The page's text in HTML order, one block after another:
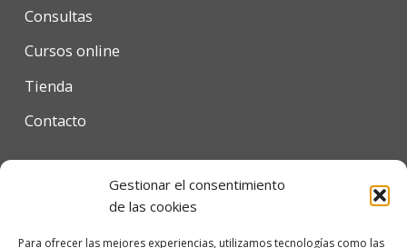
Gestionar el consentimiento
de las cookies
Para ofrecer las mejores experiencias, utilizamos tecnologías como las
Consultas
Cursos online
Tienda
Contacto
Condiciones de uso
Política de privacidad